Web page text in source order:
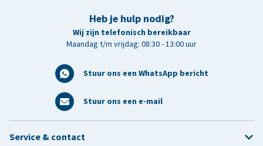
Heb je hulp nodig?
Wij zijn telefonisch bereikbaar
Maandag t/m vrijdag: 08:30 - 13:00 uur
Stuur ons een WhatsApp bericht
Stuur ons een e-mail
Service & contact